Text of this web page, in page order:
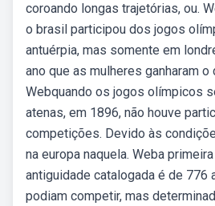
coroando longas trajetórias, ou.
o brasil participou dos jogos
antuérpia, mas somente em
ano que as mulheres ganharam o
Webquando os jogos olímpicos
atenas, em 1896, não houve
competições. Devido às
na europa naquela. Weba
antiguidade catalogada é de 776
podiam competir, mas